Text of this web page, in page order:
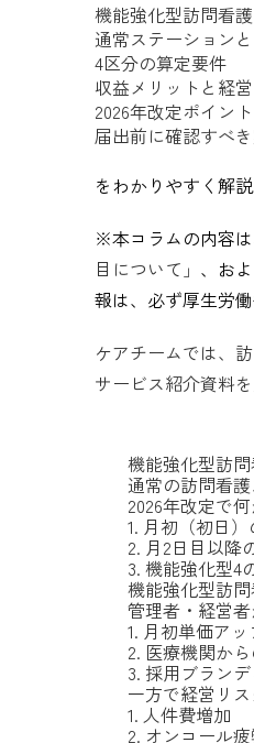
機能強化型訪問看
通常ステーション
4区分の算定要件
収益メリットと経
2026年改定ポイント
届出前に確認すべ
をわかりやすく解説
※本コラムの内容は
目について」 、お
報は、必ず厚生労
ケアチームでは、
サービス紹介資料を
機能強化型訪
通常の訪問看
2026年改定で
1. 月初（初日
2. 月2日目以降
3. 機能強化型4
機能強化型訪問
管理者・経営
1. 月初単価ア
2. 医療機関か
3. 採用ブラン
一方で経営リ
1. 人件費増加
2. オンコール